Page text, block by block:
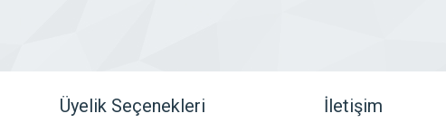
Üyelik Seçenekleri İletişim